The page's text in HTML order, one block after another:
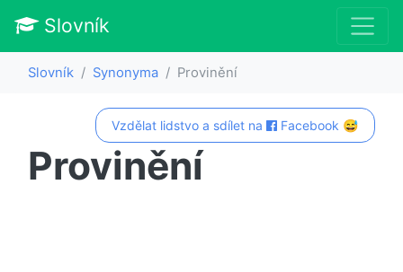
Slovník
Slovník Synonyma Provinění
Vzdělat lidstvo a sdílet na Facebook 😅
Provinění